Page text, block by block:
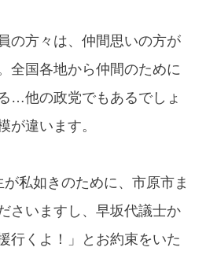
の方々は、仲間思いの方が
全国各地から仲間のために
…他の政党でもあるでしょ
が違います。
私如きのために、市原市ま
さいますし、早坂代議士か
行くよ！」とお約束をいた